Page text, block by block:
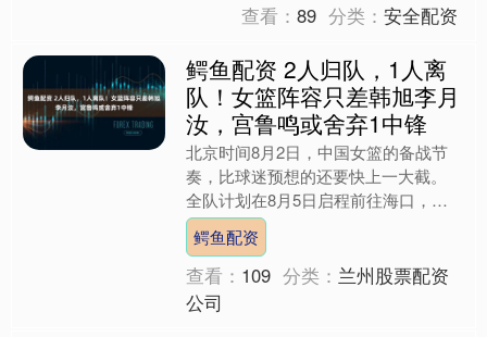
查看：89 分类：安全配资
鳄鱼配资 2人归队，1人离
队！女篮阵容只差韩旭李月
汝，宫鲁鸣或舍弃1中锋
北京时间8月2日，中国女篮的备战节
奏，比球迷预想的还要快上一大截。
全队计划在8月5日启程前往海口，开
启下一阶段的热身赛征程。此前在澳大
利亚联赛打球的杨舒予和陈....
鳄鱼配资
查看： 109 分类： 兰州股票配资
公司